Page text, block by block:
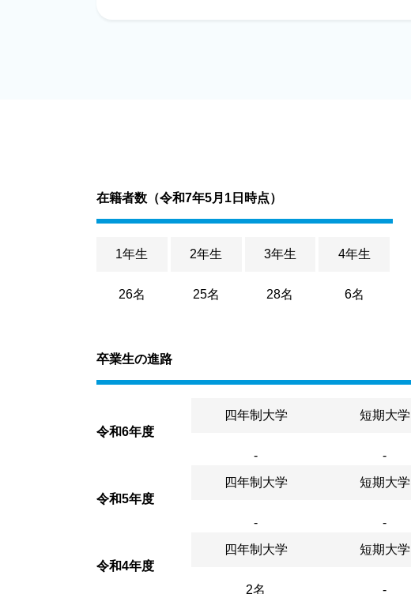
在籍者数（令和7年5月1日時点）
1年生
26名
2年生
25名
3年生
28名
4年生
6名
卒業生の進路
令和6年度
四年制大学
-
短期大学
-
令和5年度
四年制大学
-
短期大学
-
令和4年度
四年制大学
2名
短期大学
-